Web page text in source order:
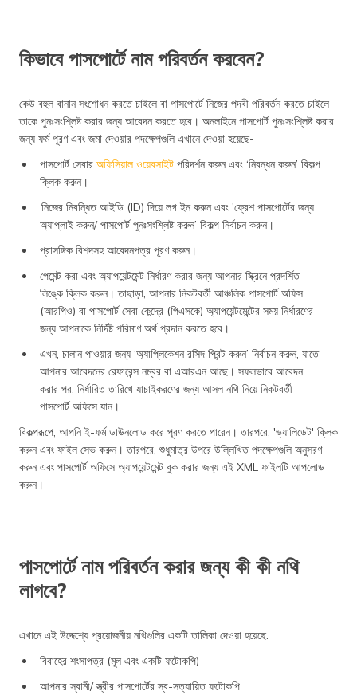
কিভাবে পাসপোর্টে নাম পরিবর্তন করবেন?
কেউ বহুল বানান সংশোধন করতে চাইলে বা পাসপোর্টে নিজের পদবী পরিবর্তন করতে চাইলে
তাকে পুনঃসংশ্লিষ্ট করার জন্য আবেদন করতে হবে। অনলাইনে পাসপোর্ট পুনঃসংশ্লিষ্ট করার
জন্য ফর্ম পূরণ এবং জমা দেওয়ার পদক্ষেপগুলি এখানে দেওয়া হয়েছে-
পাসপোর্ট সেবার অফিসিয়াল ওয়েবসাইট পরিদর্শন করুন এবং ‘নিবন্ধন করুন’ বিকল্প
ক্লিক করুন।
নিজের নিবন্ধিত আইডি (ID) দিয়ে লগ ইন করুন এবং 'ফ্রেশ পাসপোর্টের জন্য
অ্যাপ্লাই করুন/ পাসপোর্ট পুনঃসংশ্লিষ্ট করুন’ বিকল্প নির্বাচন করুন।
প্রাসঙ্গিক বিশদসহ আবেদনপত্র পূরণ করুন।
পেমেন্ট করা এবং অ্যাপয়েন্টমেন্ট নির্ধারণ করার জন্য আপনার স্ক্রিনে প্রদর্শিত
লিঙ্কে ক্লিক করুন। তাছাড়া, আপনার নিকটবর্তী আঞ্চলিক পাসপোর্ট অফিস
(আরপিও) বা পাসপোর্ট সেবা কেন্দ্রে (পিএসকে) অ্যাপয়েন্টমেন্টের সময় নির্ধারণের
জন্য আপনাকে নির্দিষ্ট পরিমাণ অর্থ প্রদান করতে হবে।
এখন, চালান পাওয়ার জন্য ‘অ্যাপ্লিকেশন রসিদ প্রিন্ট করুন’ নির্বাচন করুন, যাতে
আপনার আবেদনের রেফারেন্স নম্বর বা এআরএন আছে। সফলভাবে আবেদন
করার পর, নির্ধারিত তারিখে যাচাইকরণের জন্য আসল নথি নিয়ে নিকটবর্তী
পাসপোর্ট অফিসে যান।
বিকল্পরূপে, আপনি ই-ফর্ম ডাউনলোড করে পূরণ করতে পারেন। তারপরে, 'ভ্যালিডেট' ক্লিক
করুন এবং ফাইল সেভ করুন। তারপরে, শুধুমাত্র উপরে উল্লিখিত পদক্ষেপগুলি অনুসরণ
করুন এবং পাসপোর্ট অফিসে অ্যাপয়েন্টমেন্ট বুক করার জন্য এই XML ফাইলটি আপলোড
করুন।
পাসপোর্টে নাম পরিবর্তন করার জন্য কী কী নথি
লাগবে?
এখানে এই উদ্দেশ্যে প্রয়োজনীয় নথিগুলির একটি তালিকা দেওয়া হয়েছে:
বিবাহের শংসাপত্র (মূল এবং একটি ফটোকপি)
আপনার স্বামী/ স্ত্রীর পাসপোর্টের স্ব-সত্যায়িত ফটোকপি